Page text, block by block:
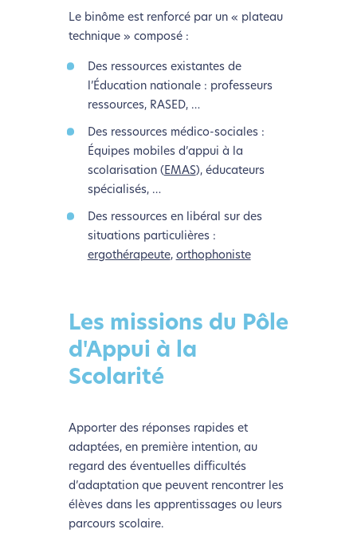
Le binôme est renforcé par un « plateau
technique » composé :
Des ressources existantes de
l’Éducation nationale : professeurs
ressources, RASED, …
Des ressources médico-sociales :
Équipes mobiles d’appui à la
scolarisation (EMAS), éducateurs
spécialisés, …
Des ressources en libéral sur des
situations particulières :
ergothérapeute, orthophoniste
Les missions du Pôle
d'Appui à la
Scolarité
Apporter des réponses rapides et
adaptées, en première intention, au
regard des éventuelles difficultés
d’adaptation que peuvent rencontrer les
élèves dans les apprentissages ou leurs
parcours scolaire.